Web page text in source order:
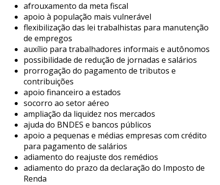
afrouxamento da meta fiscal
apoio à população mais vulnerável
flexibilização das lei trabalhistas para manutenção
de empregos
auxílio para trabalhadores informais e autônomos
possibilidade de redução de jornadas e salários
prorrogação do pagamento de tributos e
contribuições
apoio financeiro a estados
socorro ao setor aéreo
ampliação da liquidez nos mercados
ajuda do BNDES e bancos públicos
apoio a pequenas e médias empresas com crédito
para pagamento de salários
adiamento do reajuste dos remédios
adiamento do prazo da declaração do Imposto de
Renda